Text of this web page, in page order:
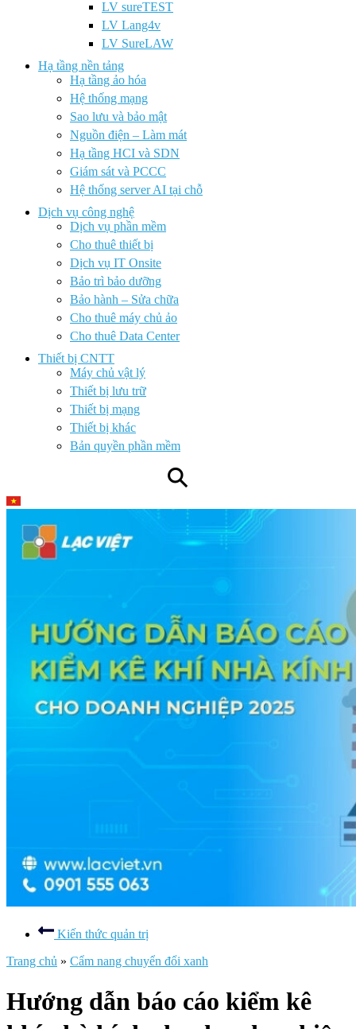
LV sureTEST
LV Lang4v
LV SureLAW
Hạ tầng nền tảng
Hạ tầng ảo hóa
Hệ thống mạng
Sao lưu và bảo mật
Nguồn điện – Làm mát
Hạ tầng HCI và SDN
Giám sát và PCCC
Hệ thống server AI tại chỗ
Dịch vụ công nghệ
Dịch vụ phần mềm
Cho thuê thiết bị
Dịch vụ IT Onsite
Bảo trì bảo dưỡng
Bảo hành – Sửa chữa
Cho thuê máy chủ ảo
Cho thuê Data Center
Thiết bị CNTT
Máy chủ vật lý
Thiết bị lưu trữ
Thiết bị mạng
Thiết bị khác
Bản quyền phần mềm
⚲
Kiến thức quản trị
Trang chủ » Cẩm nang chuyển đổi xanh
Hướng dẫn báo cáo kiểm kê